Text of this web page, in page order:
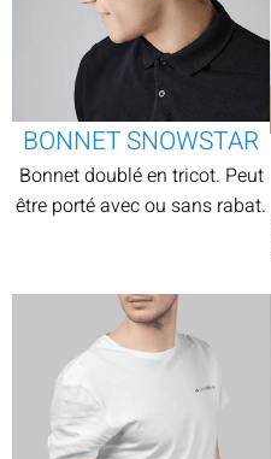
BONNET SNOWSTAR
Bonnet doublé en tricot. Peut
être porté avec ou sans rabat.